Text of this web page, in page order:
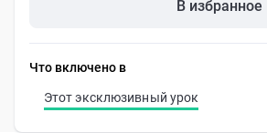
В избранное
Что включено в
Этот эксклюзивный урок